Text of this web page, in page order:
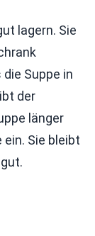
lagern. Sie
Suppe in
der
länger
Sie bleibt